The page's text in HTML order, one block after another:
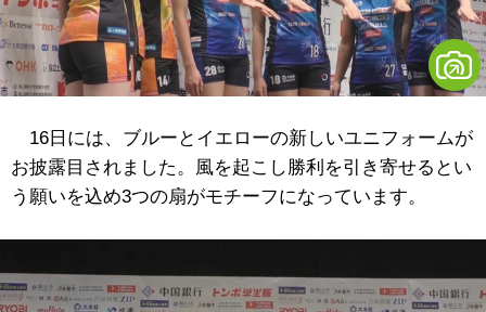
16日には、ブルーとイエローの新しいユニフォームが
お披露目されました。風を起こし勝利を引き寄せるとい
う願いを込め3つの扇がモチーフになっています。